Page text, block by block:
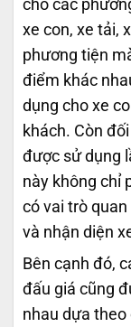
cho các
xe con, xe tải,
phương tiện
điểm khác
dụng cho xe
khách. Còn
được sử dụng
này không chỉ
có vai trò
và nhận diện
Bên cạnh đó,
đấu giá cũng
nhau dựa